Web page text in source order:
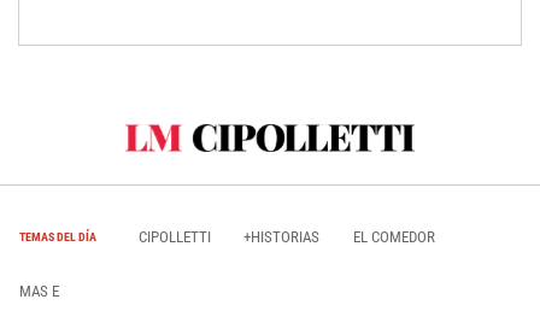
TEMAS DEL DÍA CIPOLLETTI +HISTORIAS EL COMEDOR
MAS E